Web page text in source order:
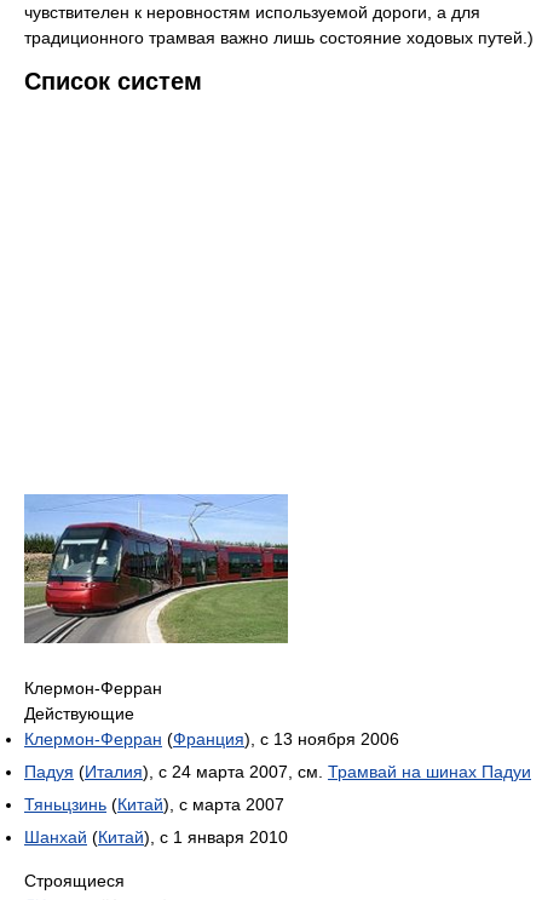
чувствителен к неровностям используемой дороги, а для
традиционного трамвая важно лишь состояние ходовых путей.)
Список систем
Клермон-Ферран
Действующие
Клермон-Ферран (Франция), с 13 ноября 2006
Падуя (Италия), с 24 марта 2007, см. Трамвай на шинах Падуи
Тяньцзинь (Китай), с марта 2007
Шанхай (Китай), с 1 января 2010
Строящиеся